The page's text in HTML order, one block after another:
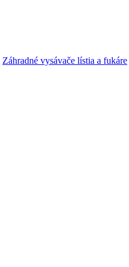
Záhradné vysávače lístia a fukáre